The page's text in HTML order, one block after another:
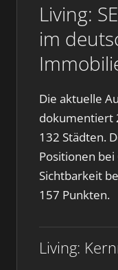
Living:
im
Die aktuelle
dokumentiert
132 Städten.
Positionen
Sichtbarkeit
157 Punkten.
Living: